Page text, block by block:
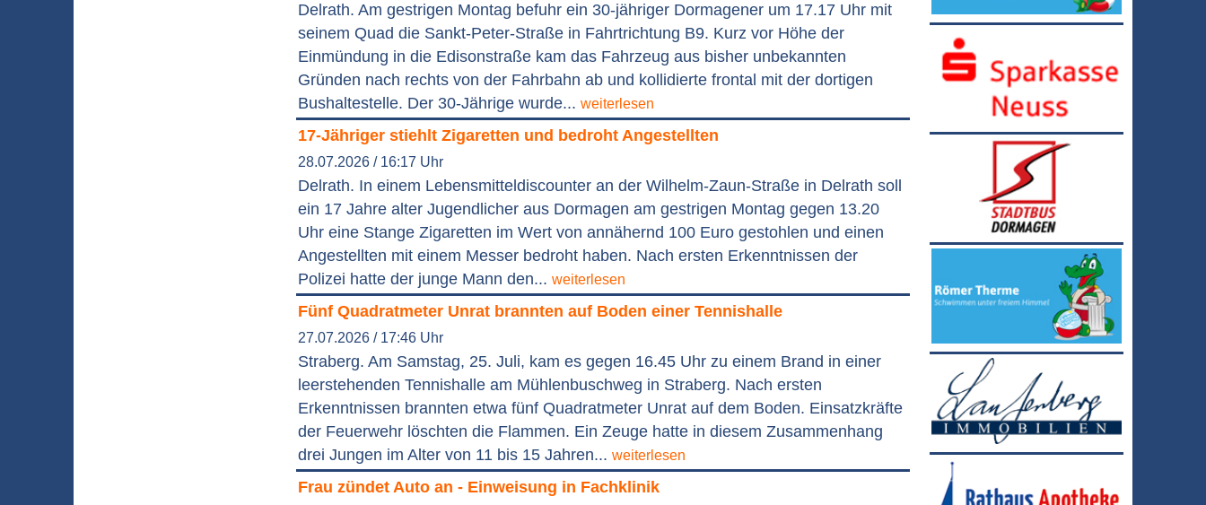
Delrath. Am gestrigen Montag befuhr ein 30-jähriger Dormagener um 17.17 Uhr mit
seinem Quad die Sankt-Peter-Straße in Fahrtrichtung B9. Kurz vor Höhe der
Einmündung in die Edisonstraße kam das Fahrzeug aus bisher unbekannten
Gründen nach rechts von der Fahrbahn ab und kollidierte frontal mit der dortigen
Bushaltestelle. Der 30-Jährige wurde... weiterlesen
17-Jähriger stiehlt Zigaretten und bedroht Angestellten
28.07.2026 / 16:17 Uhr
Delrath. In einem Lebensmitteldiscounter an der Wilhelm-Zaun-Straße in Delrath soll
ein 17 Jahre alter Jugendlicher aus Dormagen am gestrigen Montag gegen 13.20
Uhr eine Stange Zigaretten im Wert von annähernd 100 Euro gestohlen und einen
Angestellten mit einem Messer bedroht haben. Nach ersten Erkenntnissen der
Polizei hatte der junge Mann den... weiterlesen
Fünf Quadratmeter Unrat brannten auf Boden einer Tennishalle
27.07.2026 / 17:46 Uhr
Straberg. Am Samstag, 25. Juli, kam es gegen 16.45 Uhr zu einem Brand in einer
leerstehenden Tennishalle am Mühlenbuschweg in Straberg. Nach ersten
Erkenntnissen brannten etwa fünf Quadratmeter Unrat auf dem Boden. Einsatzkräfte
der Feuerwehr löschten die Flammen. Ein Zeuge hatte in diesem Zusammenhang
drei Jungen im Alter von 11 bis 15 Jahren... weiterlesen
Frau zündet Auto an - Einweisung in Fachklinik